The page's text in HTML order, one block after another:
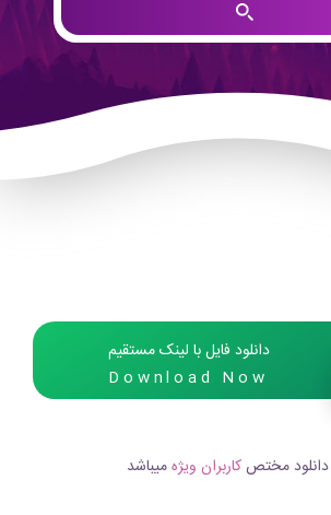
دانلود فایل با لینک مستقیم
Download Now
مختصکاربران ویژهمیباشد